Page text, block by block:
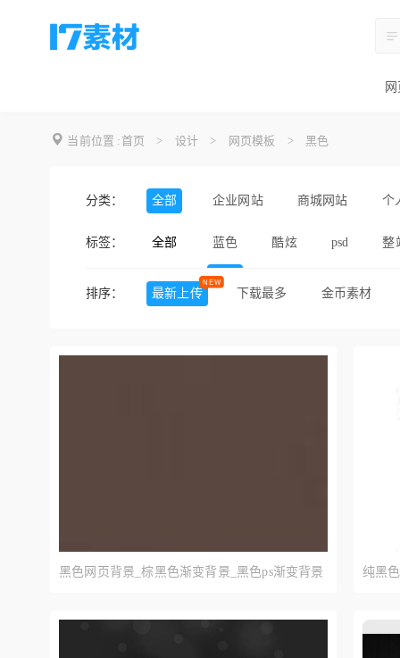
当前位置 :首页 > 设计 > 网页模板 > 黑色
分类： 全部 企业网站 商城网站 个
标签： 全部 蓝色 酷炫 psd 整
黑色
排序： 最新上传 下载最多 金币素材
黑色网页背景_棕黑色渐变背景_黑色ps渐变背景 纯黑